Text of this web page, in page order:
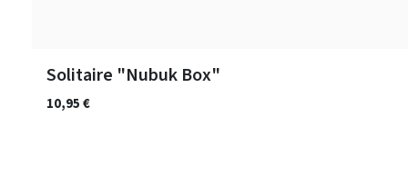
Solitaire "Nubuk Box"
10,95 €